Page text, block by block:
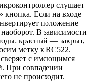
слушает
кнопка. Если на входе
положение
В зависимости
красный — закрыт,
метку к RC522.
с имеющимся
При совпадении
не происходит.